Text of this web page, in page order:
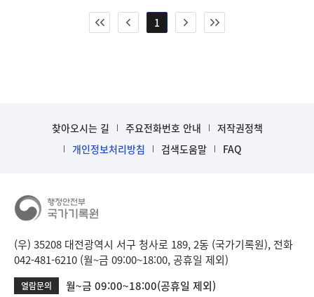
1
찾아오시는 길 주요전화번호 안내
저작권정책
개인정보처리방침
검색도움말 FAQ
(우) 35208 대전광역시 서구 청사로 189, 2동 (국가기록원), 전화
042-481-6210 (월~금 09:00~18:00, 공휴일 제외)
열람문의 월~금 09:00~18:00(공휴일 제외)